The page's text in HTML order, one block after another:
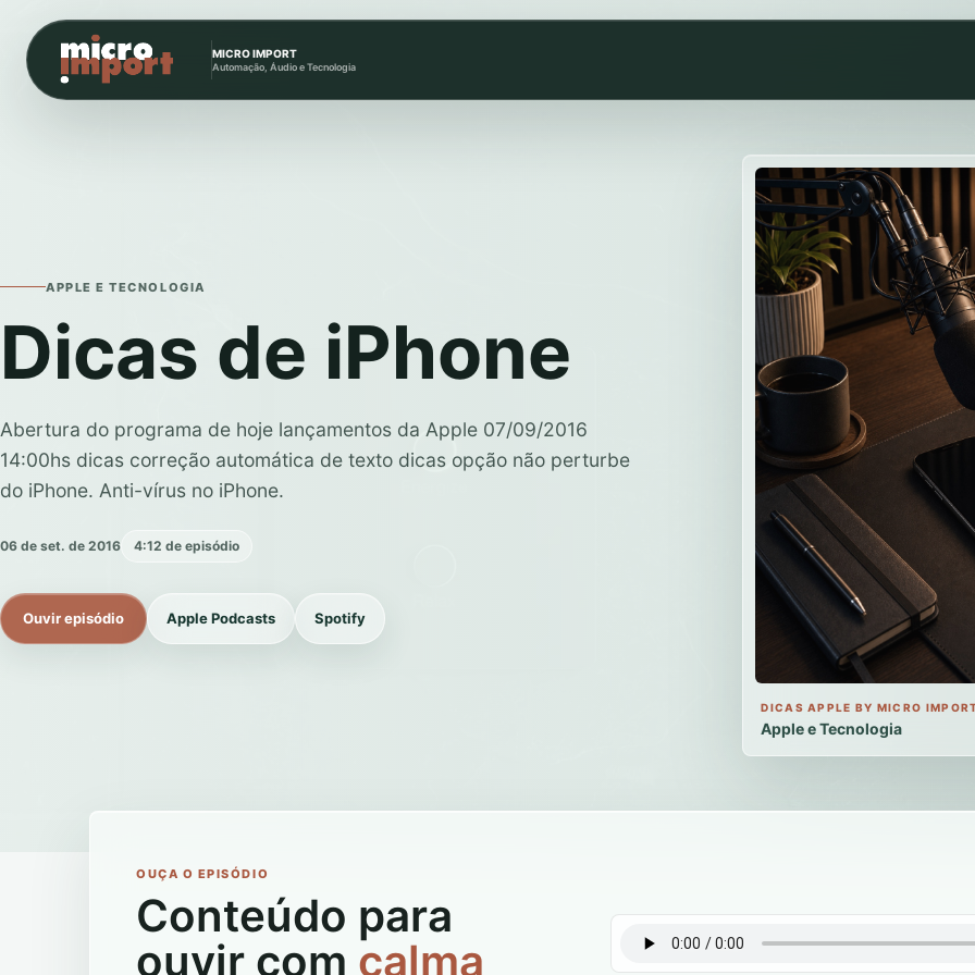
MICRO IMPORT
Automação, Áudio e Tecnologia
APPLE E TECNOLOGIA
Dicas de iPhone
Abertura do programa de hoje lançamentos da Apple 07/09/2016
14:00hs dicas correção automática de texto dicas opção não perturbe
do iPhone. Anti-vírus no iPhone.
06 de set. de 2016 4:12 de episódio
Ouvir episódio Apple Podcasts Spotify
DICAS APPLE BY MICRO
Apple e Tecnologia
OUÇA O EPISÓDIO
Conteúdo para
ouvir com calma